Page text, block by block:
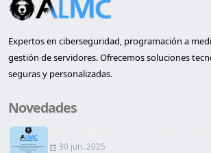
Expertos en ciberseguridad, programación a
gestión de servidores. Ofrecemos soluciones
seguras y personalizadas.
Novedades
30 jun. 2025